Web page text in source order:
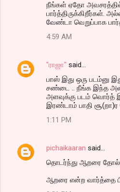
நீங்கள் ஏதோ
பார்த்திருக்கிறீர்கள்.
வேண்டா வெறுப்பாக
4:59 AM
"ராஜா" said…
பாஸ் இது ஒரு படம்னு
சண்டை .. நீங்க இந்த
அளவுக்கு படம் வொர்த்
இரண்டாம் பாதி
1:11 PM
pichaikaaran said…
தொடர்ந்து ஆறரை
ஆறரை என்ற வார்த்தை